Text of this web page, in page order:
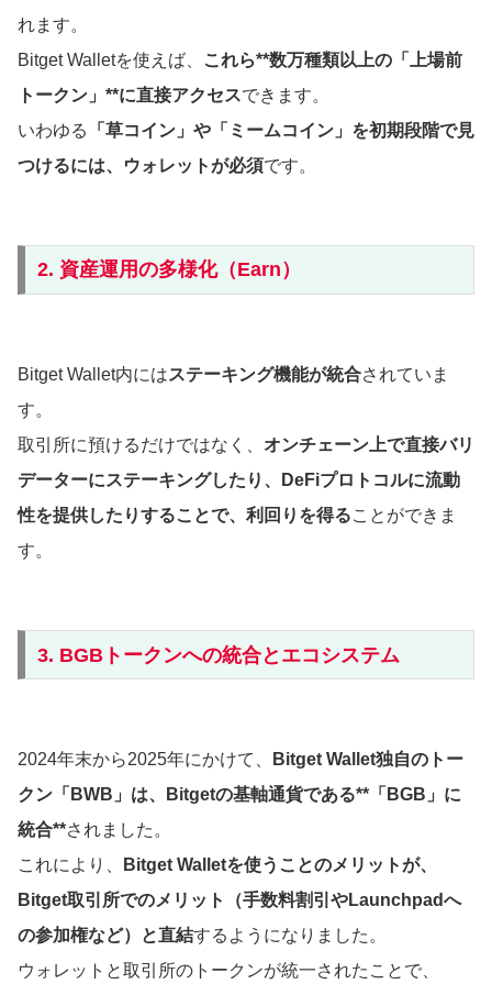
れます。
Bitget Walletを使えば、
これら**数万種類以上の「上場前
トークン」**に直接アクセスできます。
いわゆる
「草コイン」や「ミームコイン」を初期段階で見
つけるには、ウォレットが必須です。
2. 資産運用の多様化（Earn）
Bitget Wallet内にはステーキング機能が統合されていま
す。
取引所に預けるだけではなく、 オンチェーン上で直接バリ
データーにステーキングしたり、DeFiプロトコルに流動
性を提供したりすることで、利回りを得ることができま
す。
3. BGBトークンへの統合とエコシステム
2024年末から2025年にかけて、
Bitget Wallet独自のトー
クン「BWB」は、Bitgetの基軸通貨である**「BGB」に
統合**されました。
これにより、
Bitget Walletを使うことのメリットが、
Bitget取引所でのメリット（手数料割引やLaunchpadへ
の参加権など）と直結するようになりました。
ウォレットと取引所のトークンが統一されたことで、